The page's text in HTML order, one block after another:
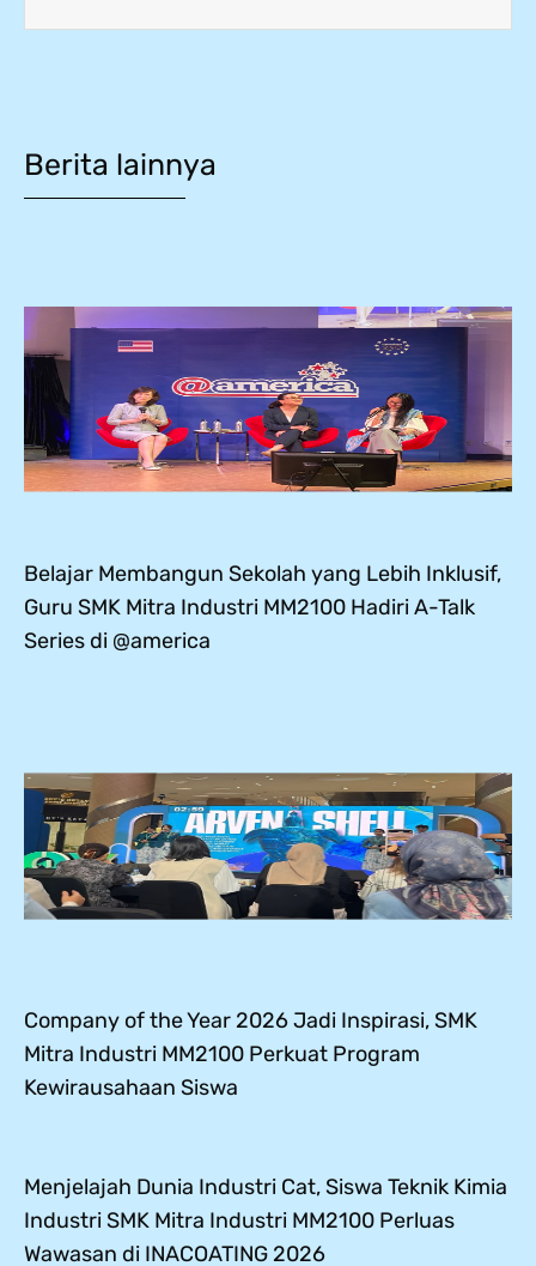
Berita lainnya
Belajar Membangun Sekolah yang Lebih Inklusif,
Guru SMK Mitra Industri MM2100 Hadiri A-Talk
Series di @america
Company of the Year 2026 Jadi Inspirasi, SMK
Mitra Industri MM2100 Perkuat Program
Kewirausahaan Siswa
Menjelajah Dunia Industri Cat, Siswa Teknik Kimia
Industri SMK Mitra Industri MM2100 Perluas
Wawasan di INACOATING 2026